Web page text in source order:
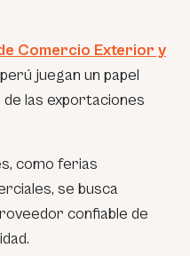
Comercio Exterior y
juegan un papel
las exportaciones
como ferias
se busca
confiable de